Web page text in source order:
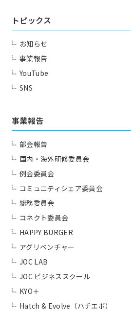
トピックス
お知らせ
事業報告
YouTube
SNS
事業報告
部会報告
国内・海外研修委員会
例会委員会
コミュニティシェア委員会
総務委員会
コネクト委員会
HAPPY BURGER
アグリベンチャー
JOC LAB
JOC ビジネススクール
KYO＋
Hatch & Evolve（ハチエボ）